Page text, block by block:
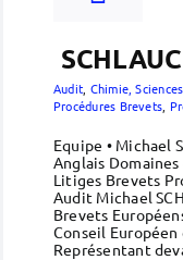
Audit Chimie,
Procédures Brevets
Equipe • Michael
Anglais
Litiges Brevets
Audit Michael
Brevets
Conseil Européen
Représentant